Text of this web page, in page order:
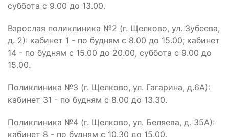
суббота с 9.00 до 13.00.
Взрослая поликлиника №2 (г. Щелково, ул. Зубеева,
д. 2): кабинет 1 - по будням с 8.00 до 15.00; кабинет
14 - по будням с 15.00 до 20.00, суббота с 9.00 до
15.00.
Поликлиника №3 (г. Щелково, ул. Гагарина, д.6А):
кабинет 31 - по будням с 8.00 до 13.30.
Поликлиника №4 (г. Щелково, ул. Беляева, д. 35А):
кабинет 8 - по будням с 10.30 до 15.00.